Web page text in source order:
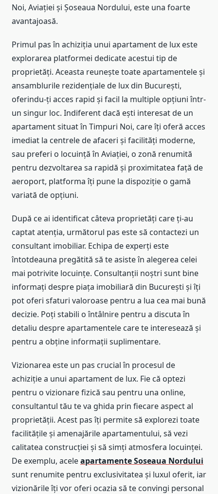
Noi, Aviației și Șoseaua Nordului, este una foarte
avantajoasă.
Primul pas în achiziția unui apartament de lux este
explorarea platformei dedicate acestui tip de
proprietăți. Aceasta reunește toate apartamentele și
ansamblurile rezidențiale de lux din București,
oferindu-ți acces rapid și facil la multiple opțiuni într-
un singur loc. Indiferent dacă ești interesat de un
apartament situat în Timpuri Noi, care îți oferă acces
imediat la centrele de afaceri și facilități moderne,
sau preferi o locuință în Aviației, o zonă renumită
pentru dezvoltarea sa rapidă și proximitatea față de
aeroport, platforma îți pune la dispoziție o gamă
variată de opțiuni.
După ce ai identificat câteva proprietăți care ți-au
captat atenția, următorul pas este să contactezi un
consultant imobiliar. Echipa de experți este
întotdeauna pregătită să te asiste în alegerea celei
mai potrivite locuințe. Consultanții noștri sunt bine
informați despre piața imobiliară din București și îți
pot oferi sfaturi valoroase pentru a lua cea mai bună
decizie. Poți stabili o întâlnire pentru a discuta în
detaliu despre apartamentele care te interesează și
pentru a obține informații suplimentare.
Vizionarea este un pas crucial în procesul de
achiziție a unui apartament de lux. Fie că optezi
pentru o vizionare fizică sau pentru una online,
consultantul tău te va ghida prin fiecare aspect al
proprietății. Acest pas îți permite să explorezi toate
facilitățile și amenajările apartamentului, să vezi
calitatea construcției și să simți atmosfera locuinței.
De exemplu, aceleapartamente Soseaua Nordului
sunt renumite pentru exclusivitatea și luxul oferit, iar
vizionările îți vor oferi ocazia să te convingi personal